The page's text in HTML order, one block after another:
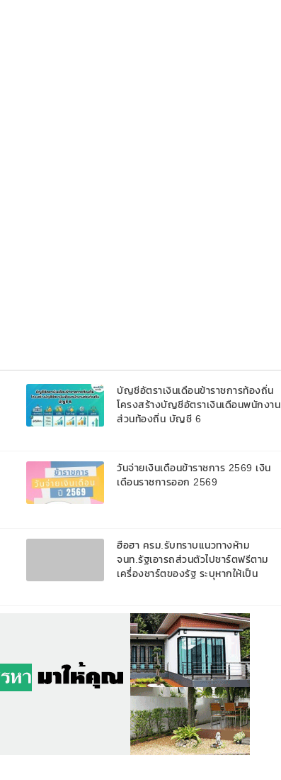
บัญชีอัตราเงินเดือนข้าราชการท้องถิ่น
โครงสร้างบัญชีอัตราเงินเดือนพนักงาน
ส่วนท้องถิ่น บัญชี 6
วันจ่ายเงินเดือนข้าราชการ 2569 เงิน
เดือนราชการออก 2569
ฮือฮา ครม.รับทราบแนวทางห้าม
จนท.รัฐเอารถส่วนตัวไปชาร์ตฟรีตาม
เครื่องชาร์ตของรัฐ ระบุหากให้เป็น